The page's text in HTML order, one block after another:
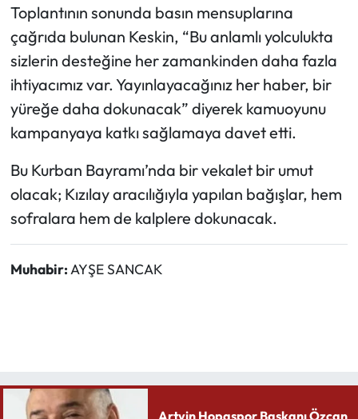
Toplantının sonunda basın mensuplarına
çağrıda bulunan Keskin, “Bu anlamlı yolculukta
sizlerin desteğine her zamankinden daha fazla
ihtiyacımız var. Yayınlayacağınız her haber, bir
yüreğe daha dokunacak” diyerek kamuoyunu
kampanyaya katkı sağlamaya davet etti.
Bu Kurban Bayramı’nda bir vekalet bir umut
olacak; Kızılay aracılığıyla yapılan bağışlar, hem
sofralara hem de kalplere dokunacak.
Muhabir:AYŞE SANCAK